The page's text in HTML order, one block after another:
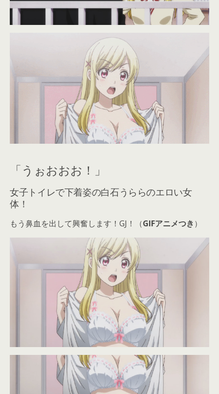
「うぉおおお！」
女子トイレで下着姿の白石うららのエロい女
体！
もう鼻血を出して興奮します！GJ！（GIFアニメつき）